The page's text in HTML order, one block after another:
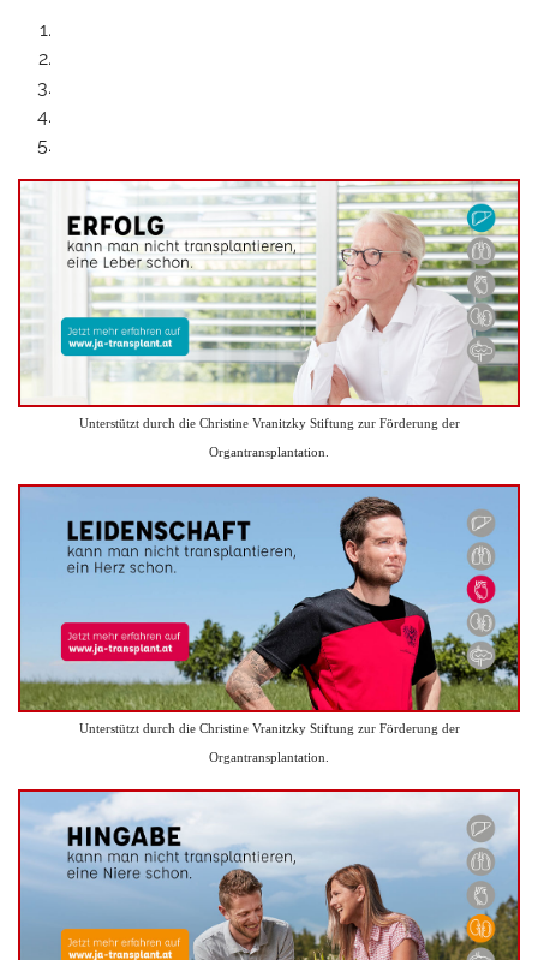
Unterstützt durch die Christine Vranitzky Stiftung zur Förderung der
Organtransplantation.
Unterstützt durch die Christine Vranitzky Stiftung zur Förderung der
Organtransplantation.